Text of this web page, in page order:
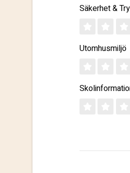
Säkerhet &
Utomhusmiljö